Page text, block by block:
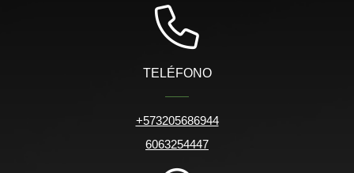
TELÉFONO
+573205686944
6063254447